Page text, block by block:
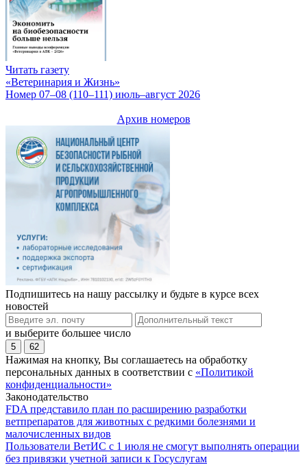
Читать газету
«Ветеринария и Жизнь»
Номер 07–08 (110–111) июль–август 2026
Архив номеров
Подпишитесь на нашу рассылку и будьте в курсе всех
новостей
и выберите большее число
5 62
Нажимая на кнопку, Вы соглашаетесь на обработку
персональных данных в соответствии с «Политикой
конфиденциальности»
Законодательство
FDA представило план по расширению разработки
ветпрепаратов для животных с редкими болезнями и
малочисленных видов
Пользователи ВетИС с 1 июля не смогут выполнять операции
без привязки учетной записи к Госуслугам